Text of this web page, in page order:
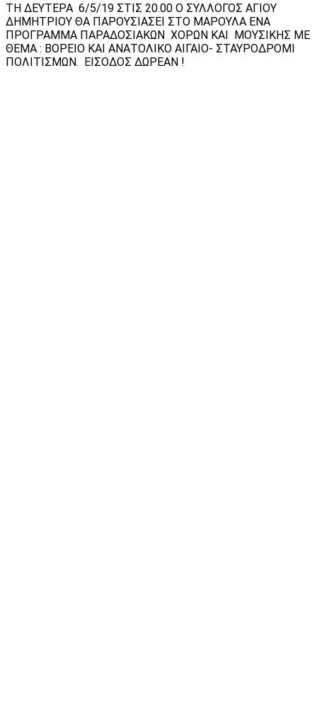
ΤΗ ΔΕΥΤΕΡΑ 6/5/19 ΣΤΙΣ 20.00 Ο ΣΥΛΛΟΓΟΣ ΑΓΙΟΥ
ΔΗΜΗΤΡΙΟΥ ΘΑ ΠΑΡΟΥΣΙΑΣΕΙ ΣΤΟ ΜΑΡΟΥΛΑ ΕΝΑ
ΠΡΟΓΡΑΜΜΑ ΠΑΡΑΔΟΣΙΑΚΩΝ ΧΟΡΩΝ ΚΑΙ ΜΟΥΣΙΚΗΣ ΜΕ
ΘΕΜΑ : ΒΟΡΕΙΟ ΚΑΙ ΑΝΑΤΟΛΙΚΟ ΑΙΓΑΙΟ- ΣΤΑΥΡΟΔΡΟΜΙ
ΠΟΛΙΤΙΣΜΩΝ. ΕΙΣΟΔΟΣ ΔΩΡΕΑΝ !